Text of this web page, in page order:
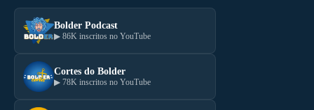
Bolder Podcast
▶ 86K inscritos no YouTube
Cortes do Bolder
▶ 78K inscritos no YouTube